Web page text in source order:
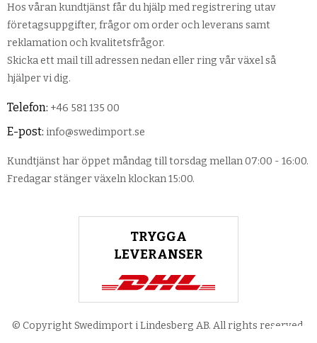
Hos våran kundtjänst får du hjälp med registrering utav
företagsuppgifter, frågor om order och leverans samt
reklamation och kvalitetsfrågor.
Skicka ett mail till adressen nedan eller ring vår växel så
hjälper vi dig.
Telefon: +46 581 135 00
E-post: info@swedimport.se
Kundtjänst har öppet måndag till torsdag mellan 07:00 - 16:00.
Fredagar stänger växeln klockan 15:00.
TRYGGA
LEVERANSER
© Copyright Swedimport i Lindesberg AB. All rights reserved.